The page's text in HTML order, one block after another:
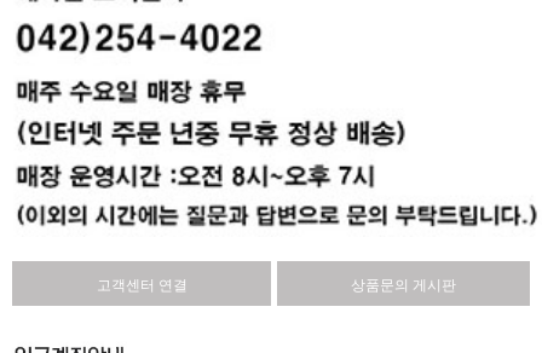
고객센터 연결 상품문의 게시판